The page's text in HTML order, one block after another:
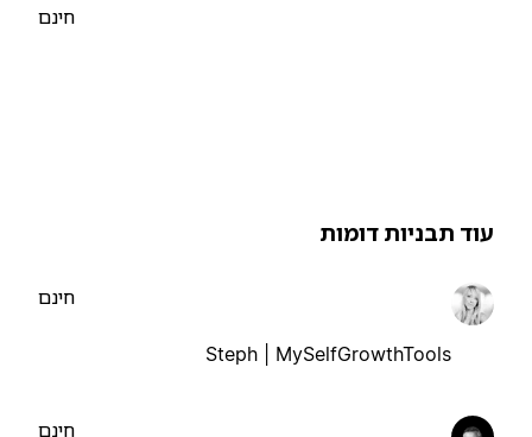
תבניות דומות
Steph | MySelfGrowthTools